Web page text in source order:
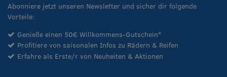
Abonniere jetzt unseren Newsletter und sicher dir folgende
Vorteile:
Genieße einen 50€ Willkommens-Gutschein*
Profitiere von saisonalen Infos zu Rädern & Reifen
Erfahre als Erste/r von Neuheiten & Aktionen